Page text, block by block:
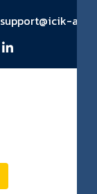
support@icik-